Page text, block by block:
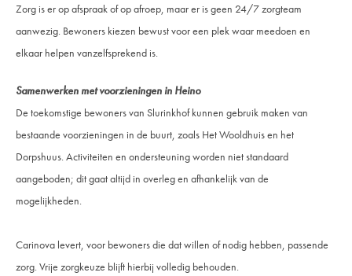
Zorg is er op afspraak of op afroep, maar er is geen 24/7 zorgteam
aanwezig. Bewoners kiezen bewust voor een plek waar meedoen en
elkaar helpen vanzelfsprekend is.
Samenwerken met voorzieningen in Heino
De toekomstige bewoners van Slurinkhof kunnen gebruik maken van
bestaande voorzieningen in de buurt, zoals Het Wooldhuis en het
Dorpshuus. Activiteiten en ondersteuning worden niet standaard
aangeboden; dit gaat altijd in overleg en afhankelijk van de
mogelijkheden.
Carinova levert, voor bewoners die dat willen of nodig hebben, passende
zorg. Vrije zorgkeuze blijft hierbij volledig behouden.